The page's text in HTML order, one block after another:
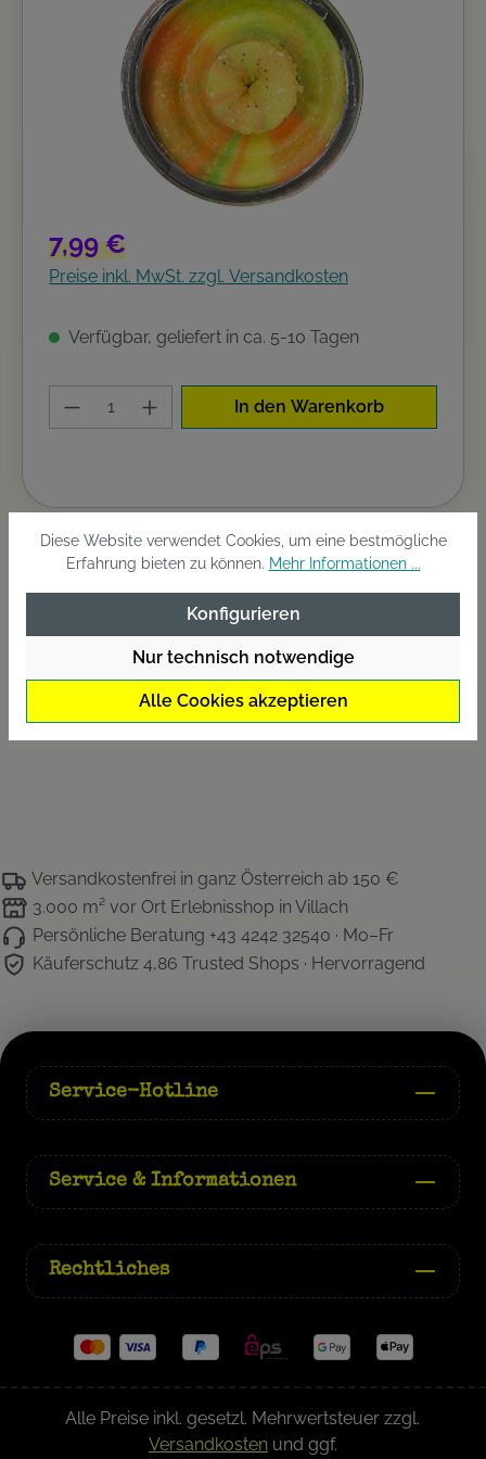
Diese Website verwendet Cookies, um eine bestmögliche
Erfahrung bieten zu können. Mehr Informationen ...
Alle Cookies akzeptieren
Nur technisch notwendige
Konfigurieren
Regulärer Preis:
7,99 €
Preise inkl. MwSt. zzgl. Versandkosten
Verfügbar, geliefert in ca. 5-10 Tagen
Produkt Anzahl: Gib den
In den Warenkorb
Beschreibung
PowerBait - eine nochmalige Steigerung der
Reizwirkung durch Hinzufügung langjährig
getesteter Geruchsstoffe. Diese ahmen di…
Versandkostenfrei in ganz Österreich ab 150 €
3.000 m² vor Ort Erlebnisshop in Villach
Persönliche Beratung +43 4242 32540 · Mo–Fr
Käuferschutz 4,86 Trusted Shops · Hervorragend
Service-Hotline
Service & Informationen
Rechtliches
Alle Preise inkl. gesetzl. Mehrwertsteuer zzgl.
Versandkostenund ggf.